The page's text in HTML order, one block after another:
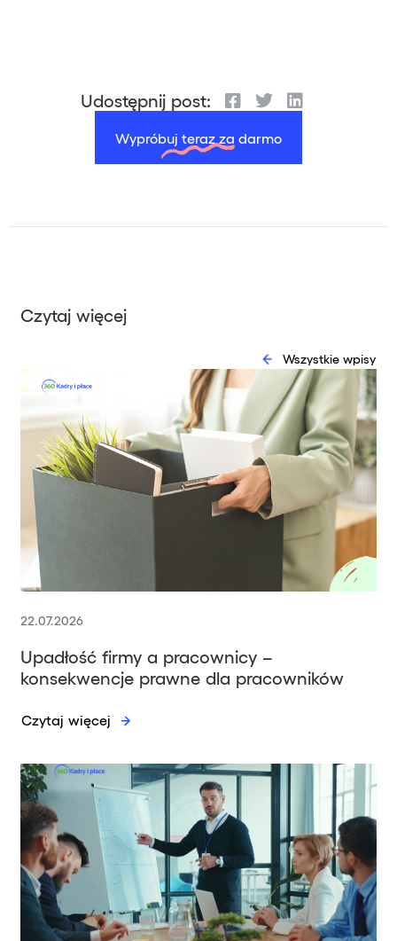
Udostępnij post:
Wypróbuj teraz za darmo
Czytaj więcej
Wszystkie wpisy
22.07.2026
Upadłość firmy a pracownicy –
konsekwencje prawne dla pracowników
Czytaj więcej